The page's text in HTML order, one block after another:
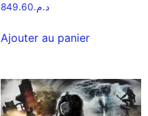
د.م.849.60
Ajouter au panier